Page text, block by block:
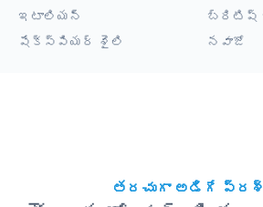
ఇటాలియన్ బ్రిటిష్
షేక్స్పియర్ శైలి నవాజో
తరచుగా అడిగే